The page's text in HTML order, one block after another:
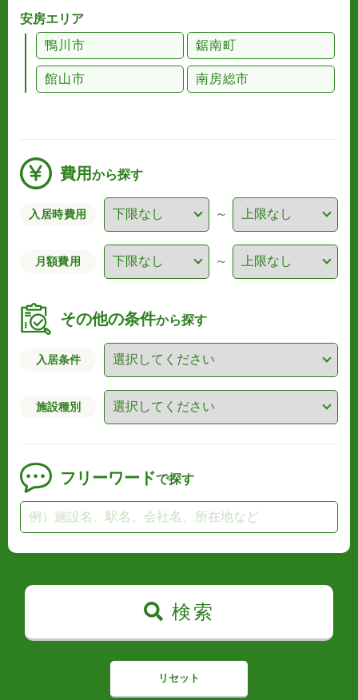
安房エリア
鴨川市
鋸南町
館山市 南房総市
費用から探す
入居時費用 ～
月額費用 ～
その他の条件から探す
入居条件
施設種別
フリーワードで探す
検索
リセット